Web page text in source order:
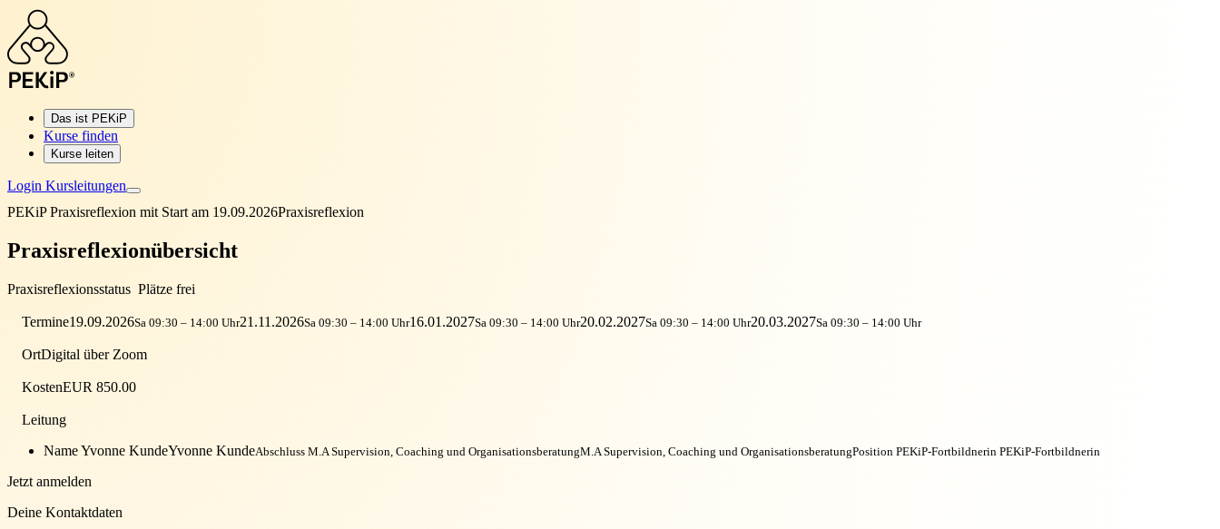
Das ist PEKiP
Kurse finden
Kurse leiten
Login Kursleitungen
PEKiP Praxisreflexion mit Start am 19.09.2026Praxisreflexion
Praxisreflexionübersicht
Praxisreflexionsstatus Plätze frei
Termine19.09.2026Sa 09:30 – 14:00 Uhr21.11.2026Sa 09:30 – 14:00 Uhr16.01.2027Sa 09:30 – 14:00 Uhr20.02.2027Sa 09:30 – 14:00 Uhr20.03.2027Sa 09:30 – 14:00 Uhr
OrtDigital über Zoom
KostenEUR 850.00
Leitung
Name Yvonne KundeYvonne KundeAbschluss M.A Supervision, Coaching und OrganisationsberatungM.A Supervision, Coaching und OrganisationsberatungPosition PEKiP-Fortbildnerin PEKiP-Fortbildnerin
Jetzt anmelden
Deine Kontaktdaten